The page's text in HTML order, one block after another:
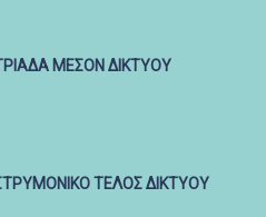
ΜΕΣΟΝ ΔΙΚΤΥΟΥ
ΤΕΛΟΣ ΔΙΚΤΥΟΥ